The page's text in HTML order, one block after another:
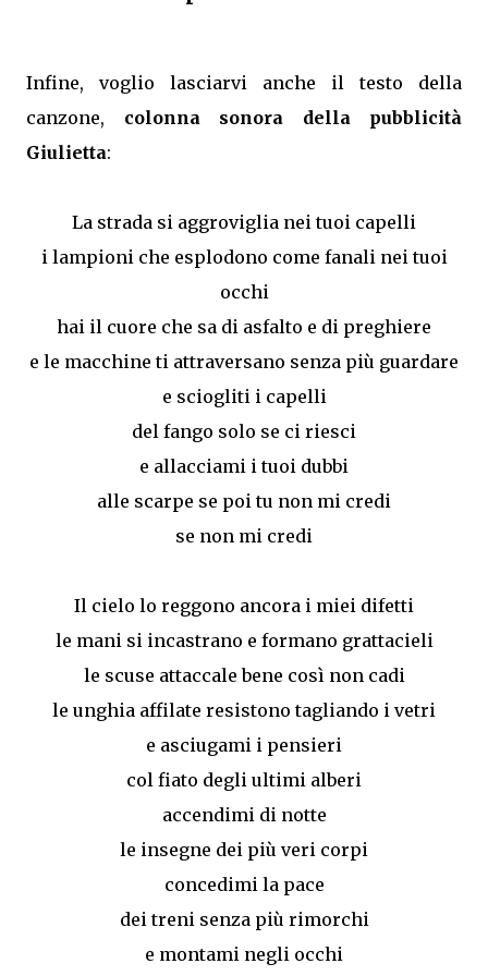
Infine, voglio lasciarvi anche il testo della
canzone, colonna sonora della pubblicità
Giulietta:
La strada si aggroviglia nei tuoi capelli
i lampioni che esplodono come fanali nei tuoi
occhi
hai il cuore che sa di asfalto e di preghiere
e le macchine ti attraversano senza più guardare
e sciogliti i capelli
del fango solo se ci riesci
e allacciami i tuoi dubbi
alle scarpe se poi tu non mi credi
se non mi credi
Il cielo lo reggono ancora i miei difetti
le mani si incastrano e formano grattacieli
le scuse attaccale bene così non cadi
le unghia affilate resistono tagliando i vetri
e asciugami i pensieri
col fiato degli ultimi alberi
accendimi di notte
le insegne dei più veri corpi
concedimi la pace
dei treni senza più rimorchi
e montami negli occhi